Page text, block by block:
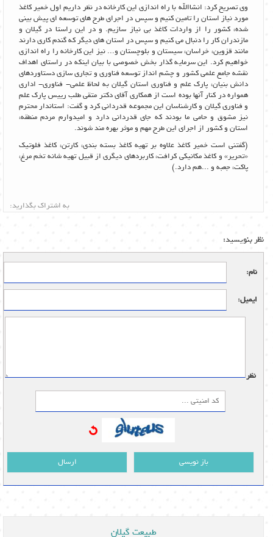
وی تصریح کرد: انشاالله با راه اندازی این کارخانه در نظر داریم اول خمیر کاغذ
مورد نیاز استان را تامین کنیم و سپس در اجرای طرح های توسعه ای پیش بینی
شده، کشور را از واردات کاغذ بی نیاز سازیم. و در این راستا در گیلان و
مازندران کار را دنبال می کنیم و سپس در استان های دیگر که گندم کاری دارند
مانند قزوین، خراسان، سیستان و بلوچستان و... نیز این کارخانه را راه اندازی
خواهیم کرد. این سرمایه گذار بخش خصوصی با بیان اینکه در راستای اهداف
نقشه جامع علمی کشور و چشم انداز توسعه فناوری و تجاری سازی دستاوردهای
دانش بنیان، پارک علم و فناوری استان گیلان به لحاظ علمی- فناوری- اداری
همواره در کنار آنها بوده است از همکاری آقای دکتر متقی طلب رییس پارک علم
و فناوری گیلان و کارشناسان این مجموعه قدردانی کرد و گفت: استاندار محترم
نیز مشوق و حامی ما بودند که جای قدردانی دارد و امیدوارم مردم منطقه،
استان و کشور از اجرای این طرح مهم و موثر بهره مند شوند.
(گفتنی است خمیر کاغذ علاوه بر تهیه کاغذ بسته بندی، کارتن، کاغذ فلوتیک
«تحریر» و کاغذ مکانیکی کرافت، کاربردهای دیگری از قبیل تهیه شانه تخم مرغ،
پاکت، جعبه و ...هم دارد.)
به اشتراک بگذارید:
نظر بنویسید:
نام:
ایمیل:
نظر:
ارسال باز نویسی
طبیعت گیلان